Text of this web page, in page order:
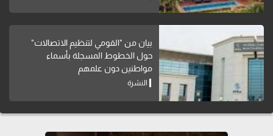
بيان من "القومي لتنظيم الاتصالات"
حول الخطوط المسجلة بأسماء
مواطنين دون علمهم
النشرة